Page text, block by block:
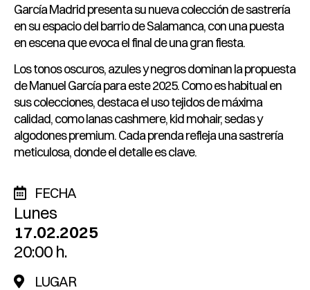
FECHA
Lunes
17.02.2025
20:00 h.
LUGAR
García Madrid presenta su nueva colección de sastrería
en su espacio del barrio de Salamanca, con una puesta
en escena que evoca el final de una gran fiesta.
Los tonos oscuros, azules y negros dominan la propuesta
de Manuel García para este 2025. Como es habitual en
sus colecciones, destaca el uso tejidos de máxima
calidad, como lanas cashmere, kid mohair, sedas y
algodones premium. Cada prenda refleja una sastrería
meticulosa, donde el detalle es clave.